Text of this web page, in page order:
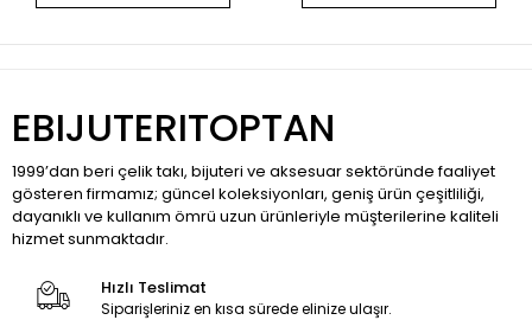
EBIJUTERITOPTAN
1999’dan beri çelik takı, bijuteri ve aksesuar sektöründe faaliyet
gösteren firmamız; güncel koleksiyonları, geniş ürün çeşitliliği,
dayanıklı ve kullanım ömrü uzun ürünleriyle müşterilerine kaliteli
hizmet sunmaktadır.
Hızlı Teslimat
Siparişleriniz en kısa sürede elinize ulaşır.